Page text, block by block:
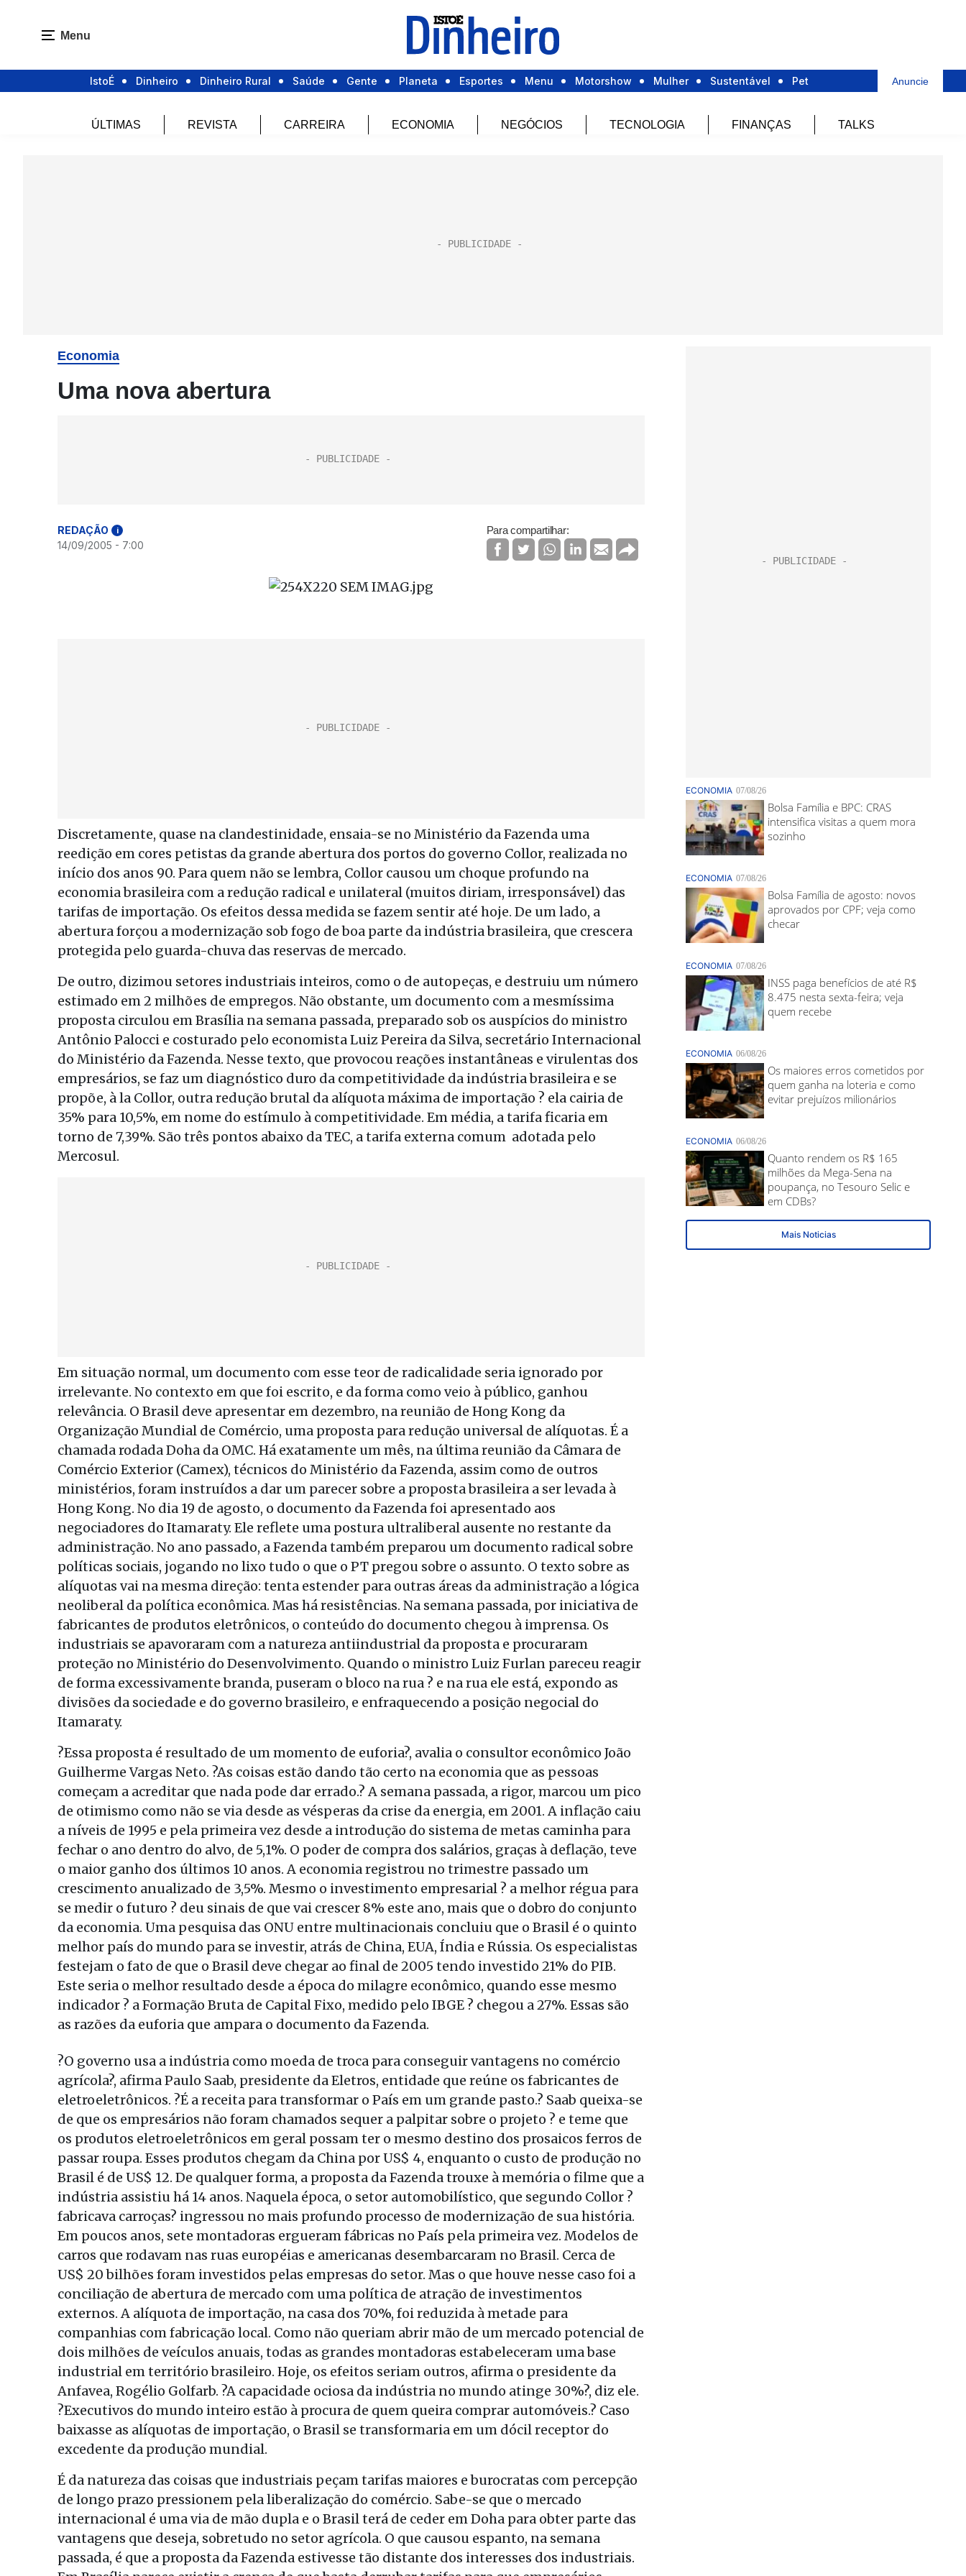
Menu
IstoÉ Dinheiro Dinheiro Rural Saúde Gente Planeta Esportes Menu Motorshow Mulher Sustentável Pet Anuncie
ÚLTIMAS REVISTA CARREIRA ECONOMIA NEGÓCIOS TECNOLOGIA FINANÇAS TALKS
Economia
Uma nova abertura
REDAÇÃO i
14/09/2005 - 7:00
Para compartilhar:
Discretamente, quase na clandestinidade, ensaia-se no Ministério da Fazenda uma
reedição em cores petistas da grande abertura dos portos do governo Collor, realizada no
início dos anos 90. Para quem não se lembra, Collor causou um choque profundo na
economia brasileira com a redução radical e unilateral (muitos diriam, irresponsável) das
tarifas de importação. Os efeitos dessa medida se fazem sentir até hoje. De um lado, a
abertura forçou a modernização sob fogo de boa parte da indústria brasileira, que crescera
protegida pelo guarda-chuva das reservas de mercado.
De outro, dizimou setores industriais inteiros, como o de autopeças, e destruiu um número
estimado em 2 milhões de empregos. Não obstante, um documento com a mesmíssima
proposta circulou em Brasília na semana passada, preparado sob os auspícios do ministro
Antônio Palocci e costurado pelo economista Luiz Pereira da Silva, secretário Internacional
do Ministério da Fazenda. Nesse texto, que provocou reações instantâneas e virulentas dos
empresários, se faz um diagnóstico duro da competitividade da indústria brasileira e se
propõe, à la Collor, outra redução brutal da alíquota máxima de importação ? ela cairia de
35% para 10,5%, em nome do estímulo à competitividade. Em média, a tarifa ficaria em
torno de 7,39%. São três pontos abaixo da TEC, a tarifa externa comum adotada pelo
Mercosul.
Em situação normal, um documento com esse teor de radicalidade seria ignorado por
irrelevante. No contexto em que foi escrito, e da forma como veio à público, ganhou
relevância. O Brasil deve apresentar em dezembro, na reunião de Hong Kong da
Organização Mundial de Comércio, uma proposta para redução universal de alíquotas. É a
chamada rodada Doha da OMC. Há exatamente um mês, na última reunião da Câmara de
Comércio Exterior (Camex), técnicos do Ministério da Fazenda, assim como de outros
ministérios, foram instruídos a dar um parecer sobre a proposta brasileira a ser levada à
Hong Kong. No dia 19 de agosto, o documento da Fazenda foi apresentado aos
negociadores do Itamaraty. Ele reflete uma postura ultraliberal ausente no restante da
administração. No ano passado, a Fazenda também preparou um documento radical sobre
políticas sociais, jogando no lixo tudo o que o PT pregou sobre o assunto. O texto sobre as
alíquotas vai na mesma direção: tenta estender para outras áreas da administração a lógica
neoliberal da política econômica. Mas há resistências. Na semana passada, por iniciativa de
fabricantes de produtos eletrônicos, o conteúdo do documento chegou à imprensa. Os
industriais se apavoraram com a natureza antiindustrial da proposta e procuraram
proteção no Ministério do Desenvolvimento. Quando o ministro Luiz Furlan pareceu reagir
de forma excessivamente branda, puseram o bloco na rua ? e na rua ele está, expondo as
divisões da sociedade e do governo brasileiro, e enfraquecendo a posição negocial do
Itamaraty.
?Essa proposta é resultado de um momento de euforia?, avalia o consultor econômico João
Guilherme Vargas Neto. ?As coisas estão dando tão certo na economia que as pessoas
começam a acreditar que nada pode dar errado.? A semana passada, a rigor, marcou um pico
de otimismo como não se via desde as vésperas da crise da energia, em 2001. A inflação caiu
a níveis de 1995 e pela primeira vez desde a introdução do sistema de metas caminha para
fechar o ano dentro do alvo, de 5,1%. O poder de compra dos salários, graças à deflação, teve
o maior ganho dos últimos 10 anos. A economia registrou no trimestre passado um
crescimento anualizado de 3,5%. Mesmo o investimento empresarial ? a melhor régua para
se medir o futuro ? deu sinais de que vai crescer 8% este ano, mais que o dobro do conjunto
da economia. Uma pesquisa das ONU entre multinacionais concluiu que o Brasil é o quinto
melhor país do mundo para se investir, atrás de China, EUA, Índia e Rússia. Os especialistas
festejam o fato de que o Brasil deve chegar ao final de 2005 tendo investido 21% do PIB.
Este seria o melhor resultado desde a época do milagre econômico, quando esse mesmo
indicador ? a Formação Bruta de Capital Fixo, medido pelo IBGE ? chegou a 27%. Essas são
as razões da euforia que ampara o documento da Fazenda.
?O governo usa a indústria como moeda de troca para conseguir vantagens no comércio
agrícola?, afirma Paulo Saab, presidente da Eletros, entidade que reúne os fabricantes de
eletroeletrônicos. ?É a receita para transformar o País em um grande pasto.? Saab queixa-se
de que os empresários não foram chamados sequer a palpitar sobre o projeto ? e teme que
os produtos eletroeletrônicos em geral possam ter o mesmo destino dos prosaicos ferros de
passar roupa. Esses produtos chegam da China por US$ 4, enquanto o custo de produção no
Brasil é de US$ 12. De qualquer forma, a proposta da Fazenda trouxe à memória o filme que a
indústria assistiu há 14 anos. Naquela época, o setor automobilístico, que segundo Collor ?
fabricava carroças? ingressou no mais profundo processo de modernização de sua história.
Em poucos anos, sete montadoras ergueram fábricas no País pela primeira vez. Modelos de
carros que rodavam nas ruas européias e americanas desembarcaram no Brasil. Cerca de
US$ 20 bilhões foram investidos pelas empresas do setor. Mas o que houve nesse caso foi a
conciliação de abertura de mercado com uma política de atração de investimentos
externos. A alíquota de importação, na casa dos 70%, foi reduzida à metade para
companhias com fabricação local. Como não queriam abrir mão de um mercado potencial de
dois milhões de veículos anuais, todas as grandes montadoras estabeleceram uma base
industrial em território brasileiro. Hoje, os efeitos seriam outros, afirma o presidente da
Anfavea, Rogélio Golfarb. ?A capacidade ociosa da indústria no mundo atinge 30%?, diz ele.
?Executivos do mundo inteiro estão à procura de quem queira comprar automóveis.? Caso
baixasse as alíquotas de importação, o Brasil se transformaria em um dócil receptor do
excedente da produção mundial.
É da natureza das coisas que industriais peçam tarifas maiores e burocratas com percepção
de longo prazo pressionem pela liberalização do comércio. Sabe-se que o mercado
internacional é uma via de mão dupla e o Brasil terá de ceder em Doha para obter parte das
vantagens que deseja, sobretudo no setor agrícola. O que causou espanto, na semana
passada, é que a proposta da Fazenda estivesse tão distante dos interesses dos industriais.